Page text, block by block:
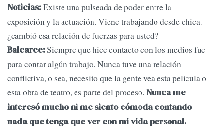
Noticias:Existe una pulseada de poder entre la
exposición y la actuación. Viene trabajando desde chica,
¿cambió esa relación de fuerzas para usted?
Balcarce:Siempre que hice contacto con los medios fue
para contar algún trabajo. Nunca tuve una relación
conflictiva, o sea, necesito que la gente vea esta película o
esta obra de teatro, es parte del proceso. Nunca me
interesó mucho ni me siento cómoda contando
nada que tenga que ver con mi vida personal.